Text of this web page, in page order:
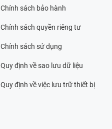
Chính sách bảo hành
Chính sách quyền riêng tư
Chính sách sử dụng
Quy định về sao lưu dữ liệu
Quy định về việc lưu trữ thiết bị